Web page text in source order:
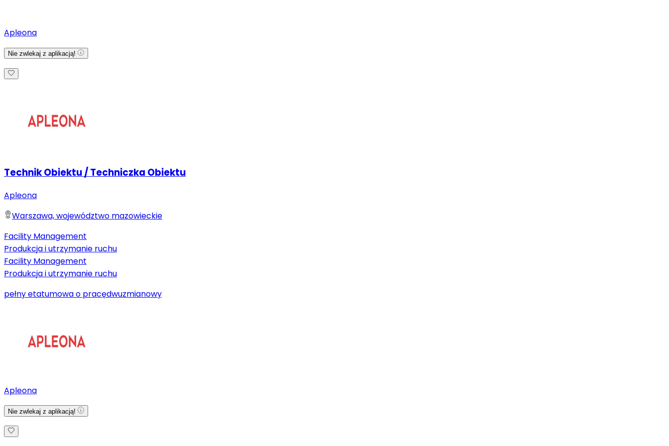
Apleona
Nie zwlekaj z aplikacją!
Technik Obiektu / Techniczka Obiektu
Apleona
Warszawa, województwo mazowieckie
Facility Management
Produkcja i utrzymanie ruchu
Facility Management
Produkcja i utrzymanie ruchu
pełny etatumowa o pracędwuzmianowy
Apleona
Nie zwlekaj z aplikacją!